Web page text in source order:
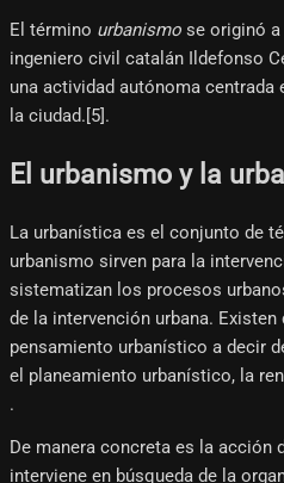
El término urbanismo se originó
ingeniero civil catalán Ildefonso
una actividad autónoma
la ciudad.[5]​.
El urbanismo y la
La urbanística es el conjunto de
urbanismo sirven para la
sistematizan los procesos
de la intervención urbana. Existen
pensamiento urbanístico a decir
el planeamiento urbanístico, la
.
De manera concreta es la acción
interviene en búsqueda de la